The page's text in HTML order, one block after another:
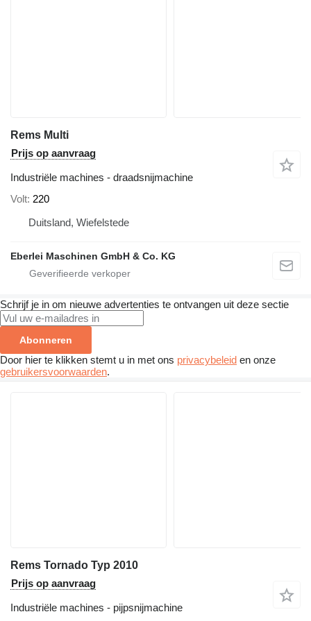
Rems Multi
Prijs op aanvraag
Industriële machines - draadsnijmachine
Volt 220
Duitsland, Wiefelstede
Eberlei Maschinen GmbH & Co. KG
Schrijf je in om nieuwe advertenties te ontvangen uit deze sectie
Abonneren
Door hier te klikken stemt u in met ons privacybeleid en onze
gebruikersvoorwaarden.
Rems Tornado Typ 2010
Prijs op aanvraag
Industriële machines - pijpsnijmachine